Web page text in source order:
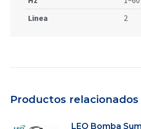
Linea
2
Productos relacionados
LEO Bomba